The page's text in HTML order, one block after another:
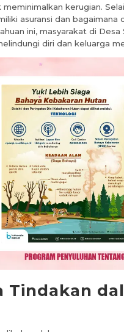
kerugian.
asuransi dan bagaimana
ini, masyarakat di
diri dan keluarga
Tindakan